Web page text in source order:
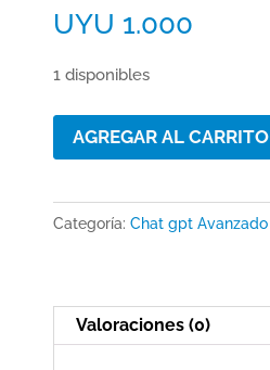
UYU 1.000
1 disponibles
ChatGPTAvanzado-
Docente-
LunyMier19-
AGREGAR AL CARRITO
Categoría: Chat gpt Avanzado
Valoraciones (0)